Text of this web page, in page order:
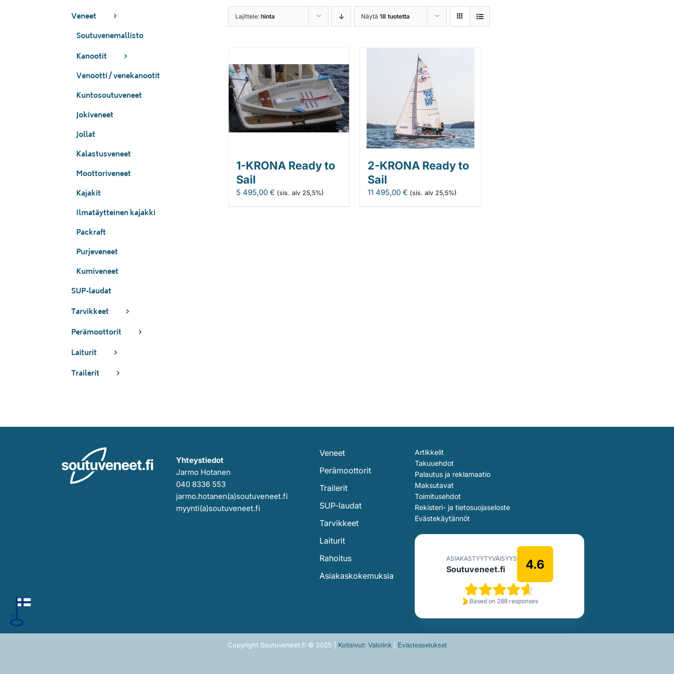
Lajittele: hinta Näytä 18 tuotetta
1-KRONA Ready to
Sail
5 495,00 € (sis. alv 25,5%)
2-KRONA Ready to
Sail
11 495,00€ (sis. alv 25,5%)
Veneet
Soutuvenemallisto
Kanootit
Venootti / venekanootit
Kuntosoutuveneet
Jokiveneet
Jollat
Kalastusveneet
Moottoriveneet
Kajakit
Ilmatäytteinen kajakki
Packraft
Purjeveneet
Kumiveneet
SUP-laudat
Tarvikkeet
Perämoottorit
Laiturit
Trailerit
Yhteystiedot
Jarmo Hotanen
040 8336 553
jarmo.hotanen(a)soutuveneet.fi
myynti(a)soutuveneet.fi
Veneet
Perämoottorit
Trailerit
SUP-laudat
Tarvikkeet
Laiturit
Rahoitus
Asiakaskokemuksia
Artikkelit
Takuuehdot
Palautus ja reklamaatio
Maksutavat
Toimitusehdot
Rekisteri- ja tietosuojaseloste
Evästekäytännöt
ASIAKASTYYTYVÄISYYS
Soutuveneet.fi 4.6
Based on 288 responses
Copyright Soutuveneet.fi © 2025 | Kotisivut: Valolink| Evästeasetukset